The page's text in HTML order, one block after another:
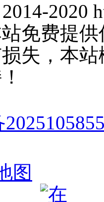
2020
免费提
失，本
图